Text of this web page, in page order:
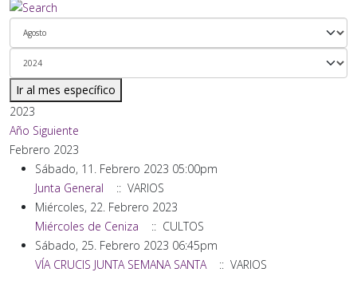
Ir al mes específico
2023
Año Siguiente
Febrero 2023
Sábado, 11. Febrero 2023 05:00pm
Junta General
:: VARIOS
Miércoles, 22. Febrero 2023
Miércoles de Ceniza
:: CULTOS
Sábado, 25. Febrero 2023 06:45pm
VÍA CRUCIS JUNTA SEMANA SANTA
:: VARIOS